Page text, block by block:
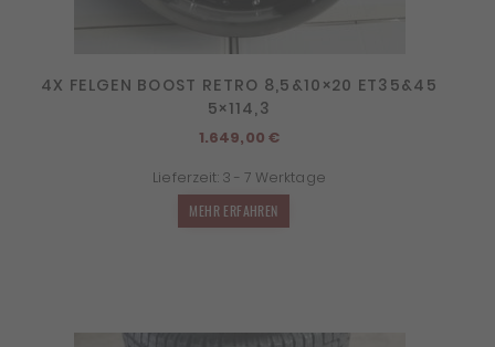
4X FELGEN BOOST RETRO 8,5&10×20 ET35&45
5×114,3
1.649,00€
Lieferzeit: 3 - 7 Werktage
MEHR ERFAHREN